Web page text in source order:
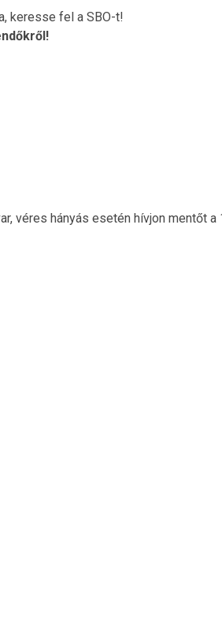
keresse fel a SBO-t!
véres hányás esetén hívjon mentőt a